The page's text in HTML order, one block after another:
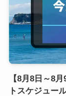
【8月8日～8
トスケジュー